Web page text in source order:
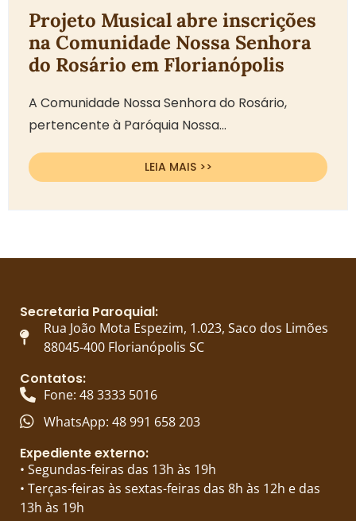
Projeto Musical abre inscrições
na Comunidade Nossa Senhora
do Rosário em Florianópolis
A Comunidade Nossa Senhora do Rosário,
pertencente à Paróquia Nossa...
LEIA MAIS >>
Secretaria Paroquial:
Rua João Mota Espezim, 1.023, Saco dos Limões
88045-400 Florianópolis SC
Contatos:
Fone: 48 3333 5016
WhatsApp: 48 991 658 203
Expediente externo:
• Segundas-feiras das 13h às 19h
• Terças-feiras às sextas-feiras das 8h às 12h e das
13h às 19h